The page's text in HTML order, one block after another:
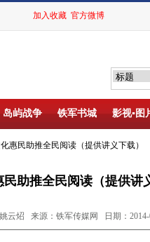
加入收藏 官方微博
岛屿战争 铁军书城 影视▪图
惠民助推全民阅读（提供讲义下载）
助推全民阅读（提供讲
云炤 来源：铁军传媒网 日期：